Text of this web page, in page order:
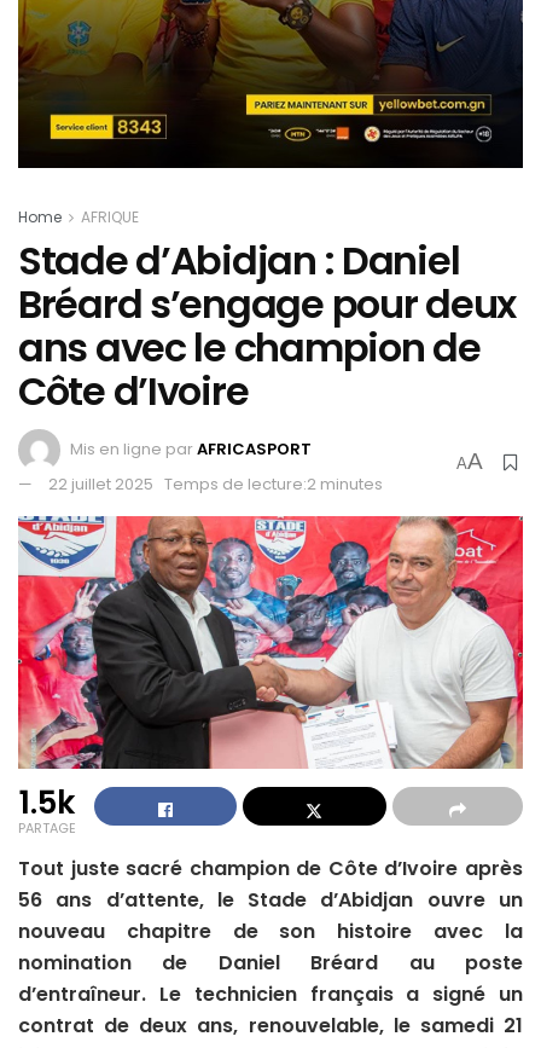
Home AFRIQUE
Stade d’Abidjan : Daniel
Bréard s’engage pour deux
ans avec le champion de
Côte d’Ivoire
Mis en ligne parAFRICASPORT
22 juillet 2025 Temps de lecture:2 minutes
AA
1.5k
PARTAGE
Tout juste sacré champion de Côte d’Ivoire après
56 ans d’attente, le Stade d’Abidjan ouvre un
nouveau chapitre de son histoire avec la
nomination de Daniel Bréard au poste
d’entraîneur. Le technicien français a signé un
contrat de deux ans, renouvelable, le samedi 21